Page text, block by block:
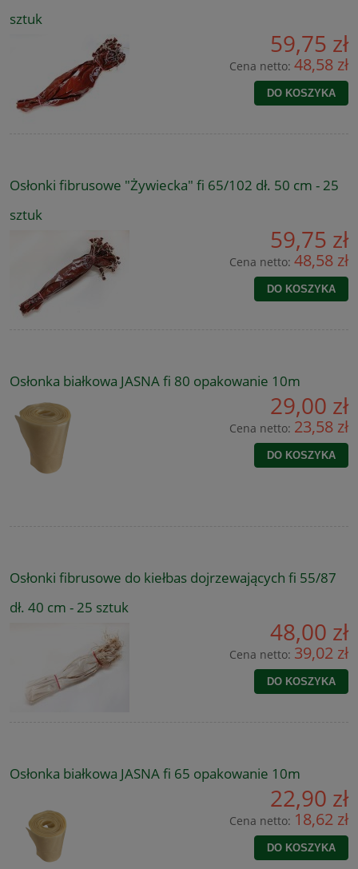
sztuk
59,75 zł
Cena netto: 48,58 zł
DO KOSZYKA
Osłonki fibrusowe "Żywiecka" fi 65/102 dł. 50 cm - 25
sztuk
59,75 zł
Cena netto: 48,58 zł
DO KOSZYKA
Osłonka białkowa JASNA fi 80 opakowanie 10m
29,00 zł
Cena netto: 23,58 zł
DO KOSZYKA
Osłonki fibrusowe do kiełbas dojrzewających fi 55/87
dł. 40 cm - 25 sztuk
48,00 zł
Cena netto: 39,02 zł
DO KOSZYKA
Osłonka białkowa JASNA fi 65 opakowanie 10m
22,90 zł
Cena netto: 18,62 zł
DO KOSZYKA